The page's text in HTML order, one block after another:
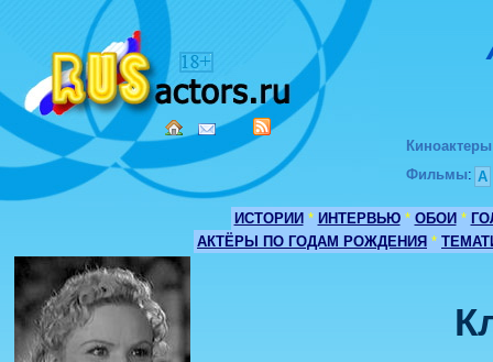
Киноактеры
Фильмы: А
ИСТОРИИ * ИНТЕРВЬЮ * ОБОИ *
АКТЁРЫ ПО ГОДАМ РОЖДЕНИЯ *